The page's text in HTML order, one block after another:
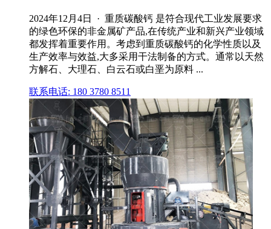
2024年12月4日 · 重质碳酸钙 是符合现代工业发展要求
的绿色环保的非金属矿产品,在传统产业和新兴产业领域
都发挥着重要作用。考虑到重质碳酸钙的化学性质以及
生产效率与效益,大多采用干法制备的方式。通常以天然
方解石、大理石、白云石或白垩为原料 ...
联系电话: 180 3780 8511